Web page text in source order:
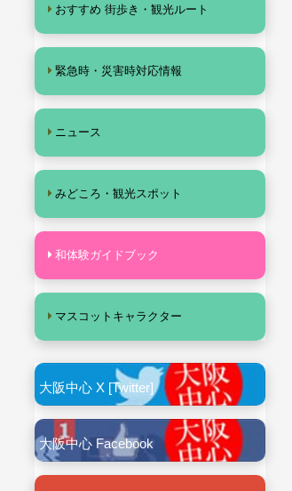
おすすめ 街歩き・観光ルート
緊急時・災害時対応情報
ニュース
みどころ・観光スポット
和体験ガイドブック
マスコットキャラクター
大阪中心 X [Twitter]
大阪中心 Facebook